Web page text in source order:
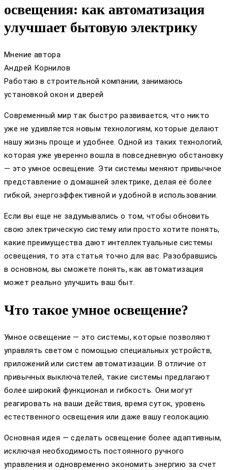
освещения: как автоматизация
улучшает бытовую электрику
Мнение автора
Андрей Корнилов
Работаю в строительной компании, занимаюсь
установкой окон и дверей
Современный мир так быстро развивается, что никто
уже не удивляется новым технологиям, которые делают
нашу жизнь проще и удобнее. Одной из таких технологий,
которая уже уверенно вошла в повседневную обстановку
— это умное освещение. Эти системы меняют привычное
представление о домашней электрике, делая её более
гибкой, энергоэффективной и удобной в использовании.
Если вы еще не задумывались о том, чтобы обновить
свою электрическую систему или просто хотите понять,
какие преимущества дают интеллектуальные системы
освещения, то эта статья точно для вас. Разобравшись
в основном, вы сможете понять, как автоматизация
может реально улучшить ваш быт.
Что такое умное освещение?
Умное освещение — это системы, которые позволяют
управлять светом с помощью специальных устройств,
приложений или систем автоматизации. В отличие от
привычных выключателей, такие системы предлагают
более широкий функционал и гибкость. Они могут
реагировать на ваши действия, время суток, уровень
естественного освещения или даже вашу геолокацию.
Основная идея — сделать освещение более адаптивным,
исключая необходимость постоянного ручного
управления и одновременно экономить энергию за счет